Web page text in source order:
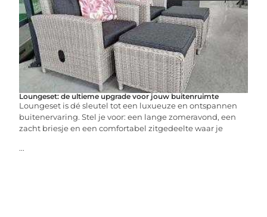
Loungeset: de ultieme upgrade voor jouw buitenruimte
Loungeset is dé sleutel tot een luxueuze en ontspannen
buitenervaring. Stel je voor: een lange zomeravond, een
zacht briesje en een comfortabel zitgedeelte waar je
...